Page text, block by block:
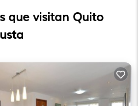
que visitan Quito